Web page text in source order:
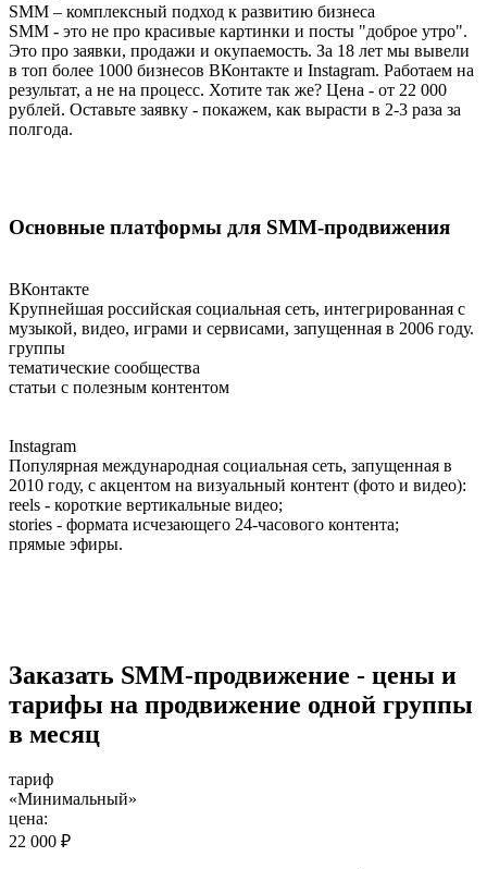
SMM – комплексный подход к развитию бизнеса
SMM - это не про красивые картинки и посты "доброе утро".
Это про заявки, продажи и окупаемость. За 18 лет мы вывели
в топ более 1000 бизнесов ВКонтакте и Instagram. Работаем на
результат, а не на процесс. Хотите так же? Цена - от 22 000
рублей. Оставьте заявку - покажем, как вырасти в 2-3 раза за
полгода.
Основные платформы для SMM-продвижения
ВКонтакте
Крупнейшая российская социальная сеть, интегрированная с
музыкой, видео, играми и сервисами, запущенная в 2006 году.
группы
тематические сообщества
статьи с полезным контентом
Instagram
Популярная международная социальная сеть, запущенная в
2010 году, с акцентом на визуальный контент (фото и видео):
reels - короткие вертикальные видео;
stories - формата исчезающего 24-часового контента;
прямые эфиры.
Заказать SMM-продвижение - цены и
тарифы на продвижение одной группы
в месяц
тариф
«Минимальный»
цена:
22 000 ₽